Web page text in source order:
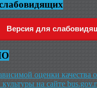
Версия для
оценки качества
на сайте